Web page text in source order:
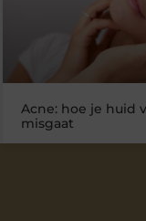
Acne: hoe je huid
misgaat